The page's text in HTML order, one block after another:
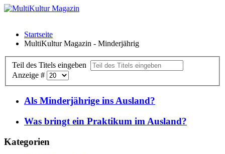
Startseite
MultiKultur Magazin - Minderjährig
Teil des Titels eingeben
Anzeige #
Als Minderjährige ins Ausland?
Was bringt ein Praktikum im Ausland?
Kategorien